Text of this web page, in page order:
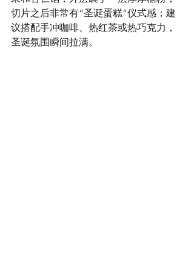
切片之后非常有“圣诞蛋糕”仪式感；建
议搭配手冲咖啡、热红茶或热巧克力，
圣诞氛围瞬间拉满。